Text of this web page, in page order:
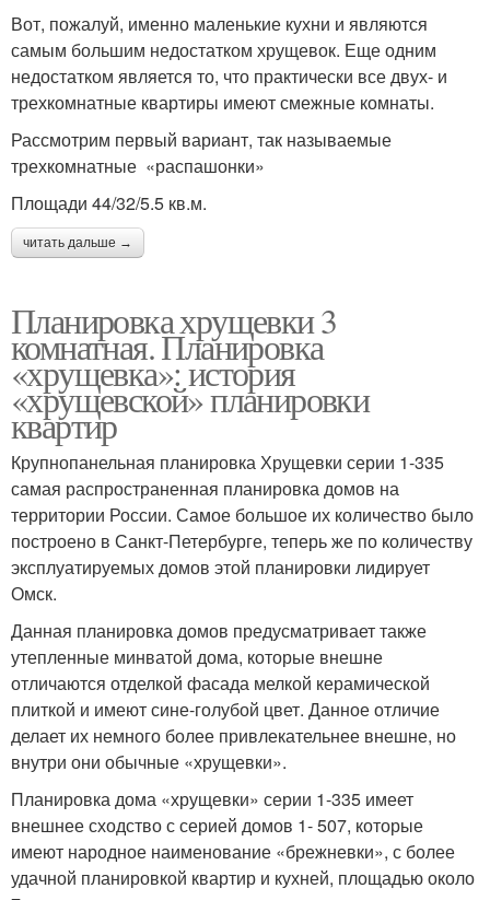
Вот, пожалуй, именно маленькие кухни и являются
самым большим недостатком хрущевок. Еще одним
недостатком является то, что практически все двух- и
трехкомнатные квартиры имеют смежные комнаты.
Рассмотрим первый вариант, так называемые
трехкомнатные «распашонки»
Площади 44/32/5.5 кв.м.
читать дальше →
Планировка хрущевки 3
комнатная. Планировка
«хрущевка»: история
«хрущевской» планировки
квартир
Крупнопанельная планировка Хрущевки серии 1-335
самая распространенная планировка домов на
территории России. Самое большое их количество было
построено в Санкт-Петербурге, теперь же по количеству
эксплуатируемых домов этой планировки лидирует
Омск.
Данная планировка домов предусматривает также
утепленные минватой дома, которые внешне
отличаются отделкой фасада мелкой керамической
плиткой и имеют сине-голубой цвет. Данное отличие
делает их немного более привлекательнее внешне, но
внутри они обычные «хрущевки».
Планировка дома «хрущевки» серии 1-335 имеет
внешнее сходство с серией домов 1- 507, которые
имеют народное наименование «брежневки», с более
удачной планировкой квартир и кухней, площадью около